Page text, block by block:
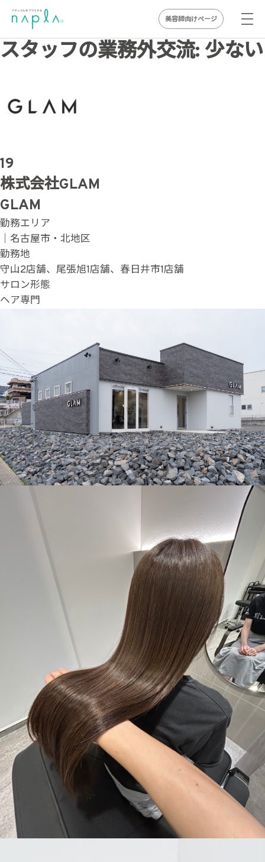
Skip
to
美容師向けページ
スタッフの業務外交流: 少ない
19
株式会社GLAM
GLAM
勤務エリア
｜名古屋市・北地区
勤務地
守山2店舗、尾張旭1店舗、春日井市1店舗
サロン形態
ヘア専門